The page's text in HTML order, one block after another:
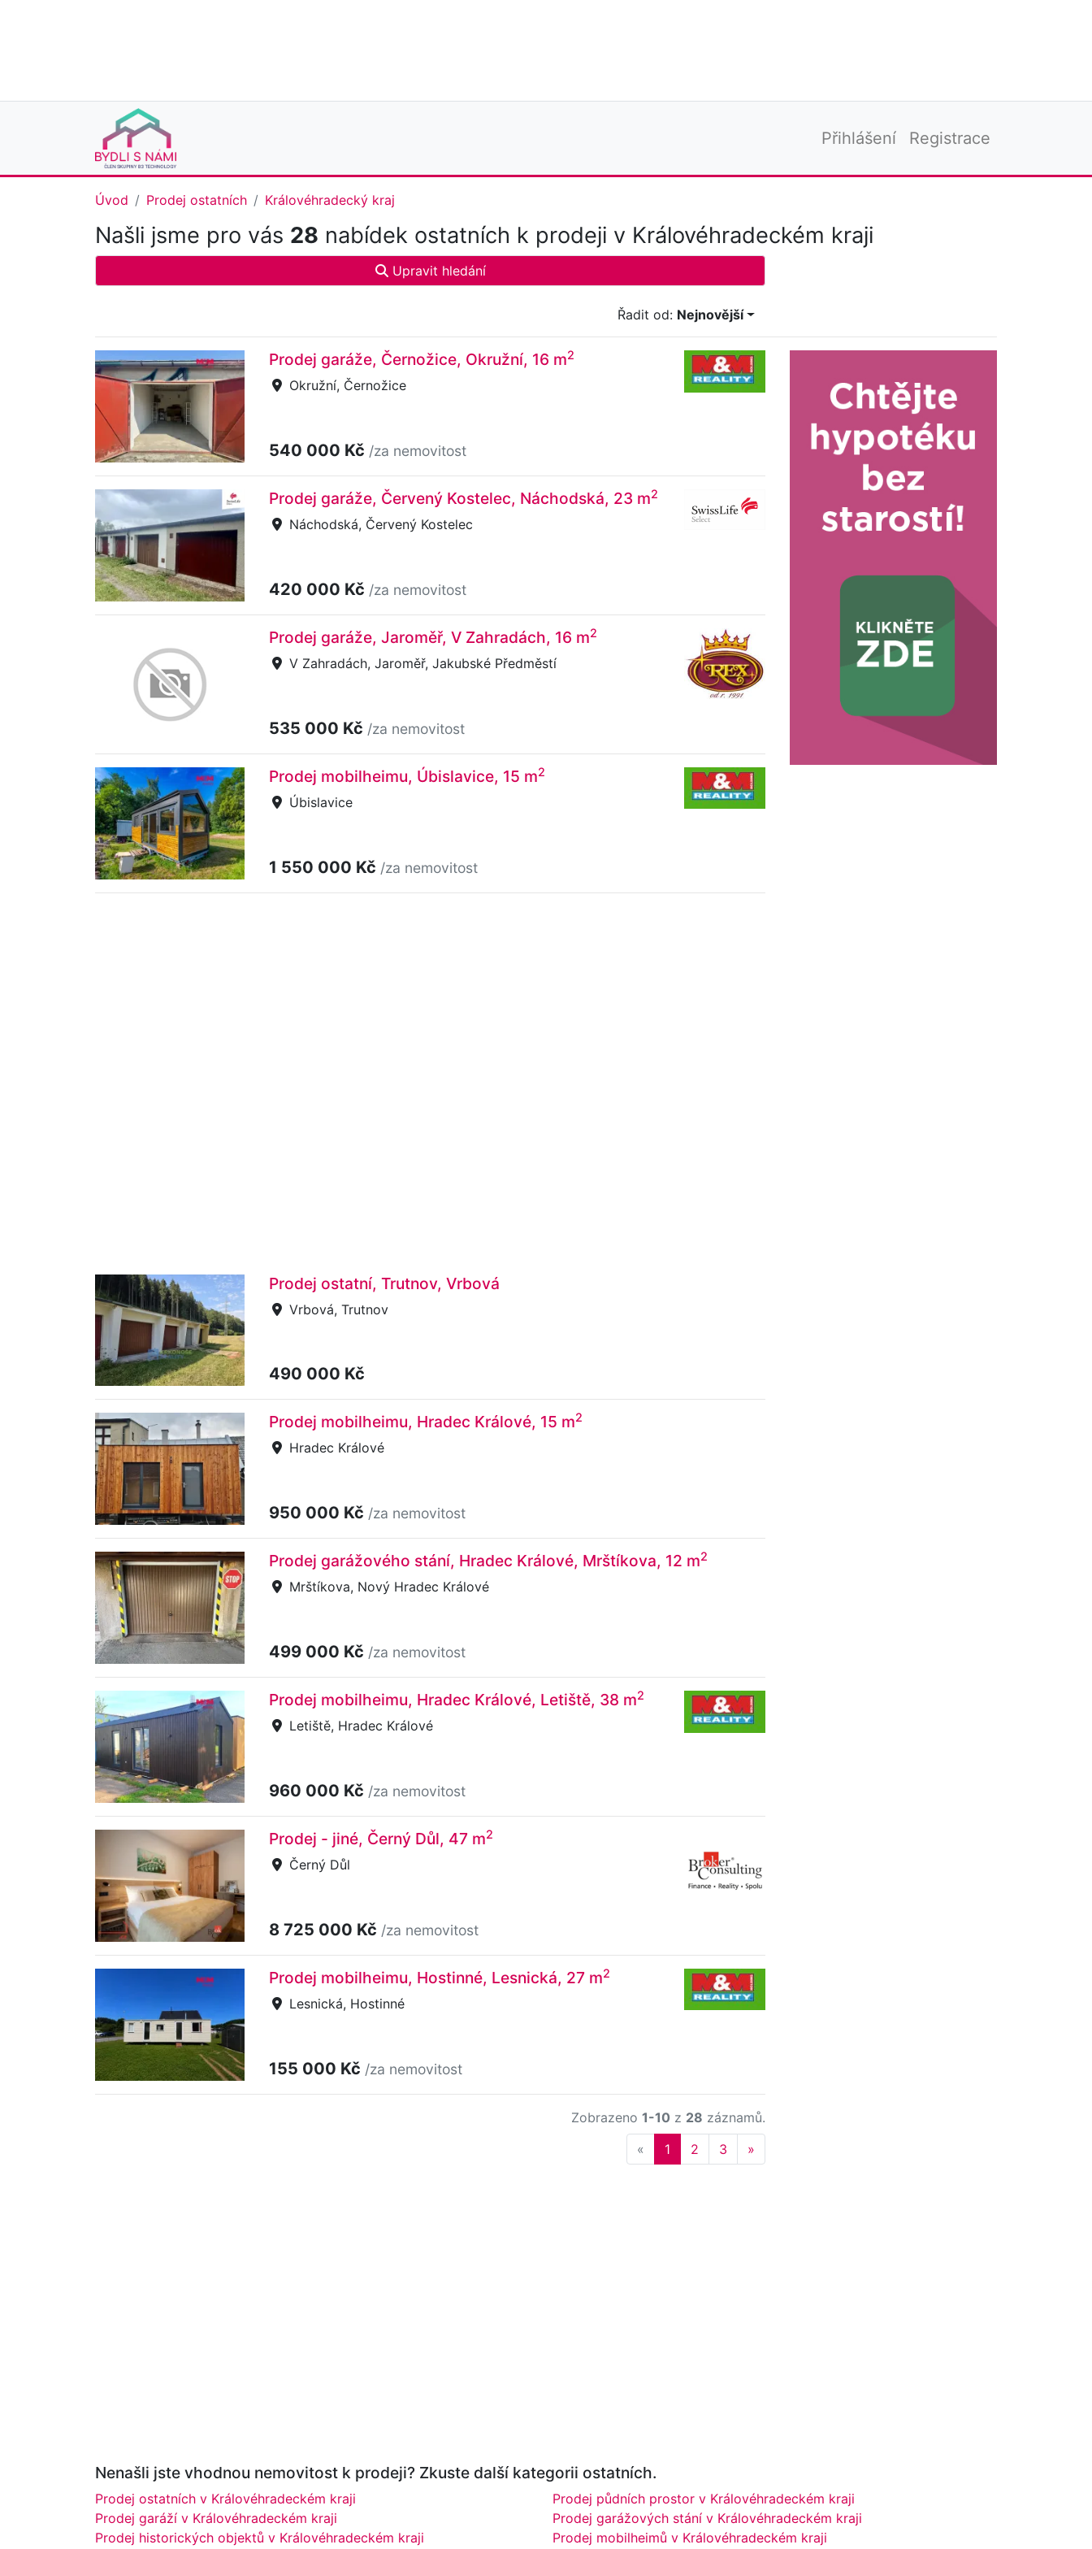
Přihlášení Registrace
Úvod Prodej ostatních Královéhradecký kraj
Našli jsme pro vás 28 nabídek ostatních k prodeji v Královéhradeckém kraji
Upravit hledání
Řadit od: Nejnovější
Prodej garáže, Černožice, Okružní, 16 m2
Okružní, Černožice
540 000 Kč /za nemovitost
Prodej garáže, Červený Kostelec, Náchodská, 23 m2
Náchodská, Červený Kostelec
420 000 Kč /za nemovitost
Prodej garáže, Jaroměř, V Zahradách, 16 m2
V Zahradách, Jaroměř, Jakubské Předměstí
535 000 Kč /za nemovitost
Prodej mobilheimu, Úbislavice, 15 m2
Úbislavice
1 550 000 Kč /za nemovitost
Prodej ostatní, Trutnov, Vrbová
Vrbová, Trutnov
490 000 Kč
Prodej mobilheimu, Hradec Králové, 15 m2
Hradec Králové
950 000 Kč /za nemovitost
Prodej garážového stání, Hradec Králové, Mrštíkova, 12 m2
Mrštíkova, Nový Hradec Králové
499 000 Kč /za nemovitost
Prodej mobilheimu, Hradec Králové, Letiště, 38 m2
Letiště, Hradec Králové
960 000 Kč /za nemovitost
Prodej - jiné, Černý Důl, 47 m2
Černý Důl
8 725 000 Kč /za nemovitost
Prodej mobilheimu, Hostinné, Lesnická, 27 m2
Lesnická, Hostinné
155 000 Kč /za nemovitost
Zobrazeno 1-10 z 28 záznamů.
« Previous
1 2 3 »
Nenašli jste vhodnou nemovitost k prodeji? Zkuste další kategorii ostatních.
Prodej ostatních v Královéhradeckém kraji
Prodej garáží v Královéhradeckém kraji
Prodej historických objektů v Královéhradeckém kraji
Prodej půdních prostor v Královéhradeckém kraji
Prodej garážových stání v Královéhradeckém kraji
Prodej mobilheimů v Královéhradeckém kraji